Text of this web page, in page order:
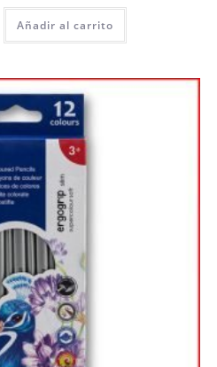
Añadir al carrito